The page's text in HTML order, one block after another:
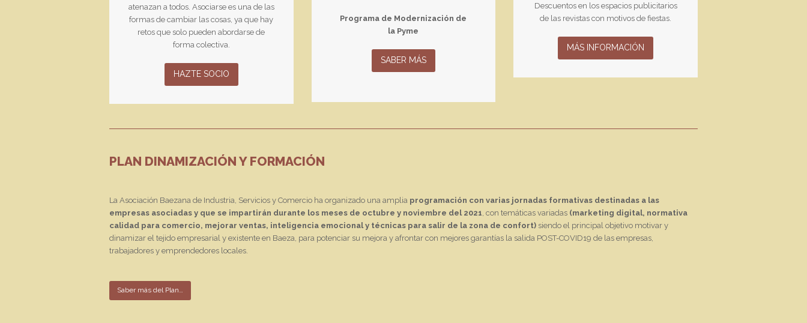
atenazan a todos. Asociarse es una de las
formas de cambiar las cosas, ya que hay
retos que solo pueden abordarse de
forma colectiva.
HAZTE SOCIO
Programa de Modernización de
la Pyme
SABER MÁS
Descuentos en los espacios publicitarios
de las revistas con motivos de fiestas.
MÁS INFORMACIÓN
PLAN DINAMIZACIÓN Y FORMACIÓN
La Asociación Baezana de Industria, Servicios y Comercio ha organizado una amplia programación con varias jornadas formativas destinadas a las
empresas asociadas y que se impartirán durante los meses de octubre y noviembre del 2021 , con temáticas variadas (marketing digital, normativa
calidad para comercio, mejorar ventas, inteligencia emocional y técnicas para salir de la zona de confort) siendo el principal objetivo motivar y
dinamizar el tejido empresarial y existente en Baeza, para potenciar su mejora y afrontar con mejores garantías la salida POST-COVID19 de las empresas,
trabajadores y emprendedores locales.
Saber más del Plan…